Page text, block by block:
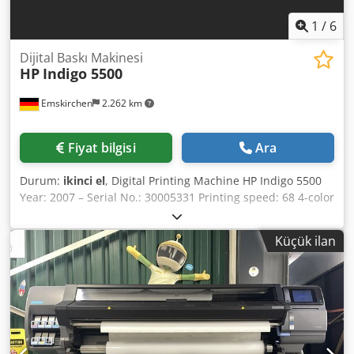
1 / 6
Emskirchen 2.262 km
Dijital Baskı Makinesi
HP Indigo 5500
Fiyat bilgisi Ara
Durum: ikinci el, Digital Printing Machine HP Indigo 5500
Year: 2007 – Serial No.: 30005331 Printing speed: 68 4-color
images per minute at 8.5 x 11 in (two-up); 136 2-color
images per minute at 8.5 x 11 in (two-up) Image resolution:
812 dpi at 8-bit, 812 x 1624 dpi in High Definition Imaging
Line screens: 144, 160, 175, 180, 230 lpi Paper format: max.
13 x 19 in Image format: 12.12 x 17.7 in Paper weight*:
Coated: 55 lb text – 130 lb; Uncoated: 40 lb text – 120 lb;
Thickness: 3–16 pt Paper input system: Crsdpfx Aoy
Nmhgedwof • Two drawers with 7 in depth each (1,800
sheets, 3–16 pt) • Total capacity: 3,600 sheets of 80 lb text •
Küçük ilan